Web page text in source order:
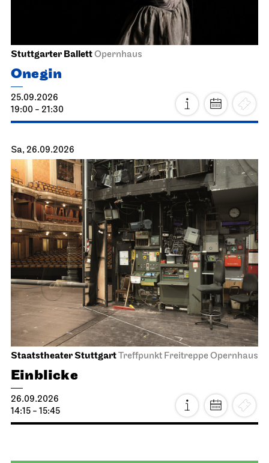
Stuttgarter BallettOpernhaus
Onegin
25.09.2026
19:00 - 21:30
Sa, 26.09.2026
Staatstheater StuttgartTreffpunkt Freitreppe Opernhaus
Einblicke
26.09.2026
14:15 - 15:45